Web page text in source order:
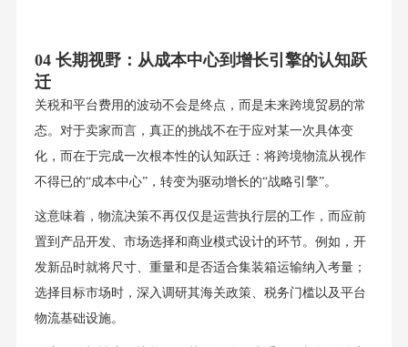
04 长期视野：从成本中心到增长引擎的认知跃
迁
关税和平台费用的波动不会是终点，而是未来跨境贸易的常
态。对于卖家而言，真正的挑战不在于应对某一次具体变
化，而在于完成一次根本性的认知跃迁：将跨境物流从视作
不得已的“成本中心”，转变为驱动增长的“战略引擎”。
这意味着，物流决策不再仅仅是运营执行层的工作，而应前
置到产品开发、市场选择和商业模式设计的环节。例如，开
发新品时就将尺寸、重量和是否适合集装箱运输纳入考量；
选择目标市场时，深入调研其海关政策、税务门槛以及平台
物流基础设施。